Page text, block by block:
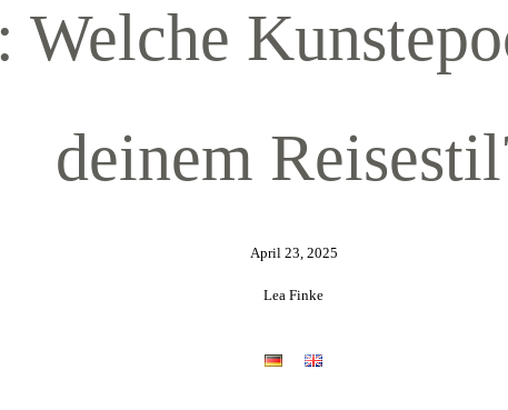
Welche
deinem
April 23, 2025
Lea Finke